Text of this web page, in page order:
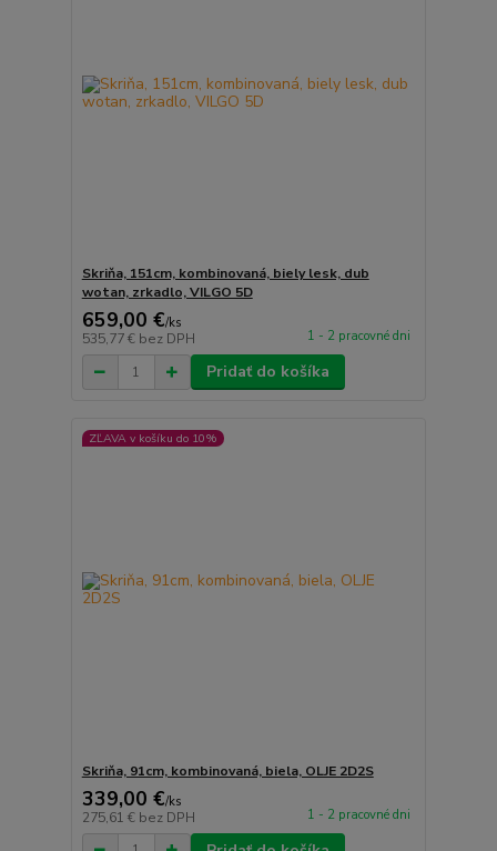
Skriňa, 151cm, kombinovaná, biely lesk, dub
wotan, zrkadlo, VILGO 5D
659,00 €/ks
535,77 € bez DPH 1 - 2 pracovné dni
Pridať do košíka
ZĽAVA v košíku do 10%
Skriňa, 91cm, kombinovaná, biela, OLJE 2D2S
339,00 €/ks
275,61 € bez DPH 1 - 2 pracovné dni